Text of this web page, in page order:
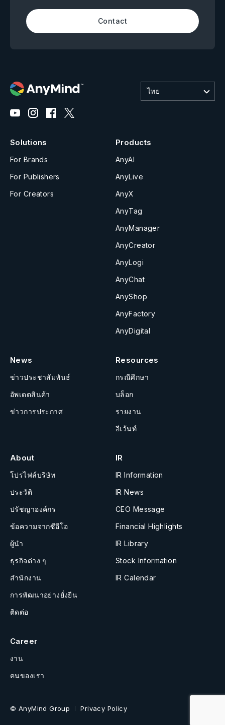
Contact
ไทย
Solutions
For Brands
For Publishers
For Creators
Products
AnyAI
AnyLive
AnyX
AnyTag
AnyManager
AnyCreator
AnyLogi
AnyChat
AnyShop
AnyFactory
AnyDigital
News
ข่าวประชาสัมพันธ์
อัพเดตสินค้า
ข่าวการประกาศ
Resources
กรณีศึกษา
บล็อก
รายงาน
อีเว้นท์
About
โปรไฟล์บริษัท
ประวัติ
ปรัชญาองค์กร
ข้อความจากซีอีโอ
ผู้นำ
ธุรกิจต่าง ๆ
สำนักงาน
การพัฒนาอย่างยั่งยืน
ติดต่อ
IR
IR Information
IR News
CEO Message
Financial Highlights
IR Library
Stock Information
IR Calendar
Career
งาน
คนของเรา
© AnyMind Group Privacy Policy